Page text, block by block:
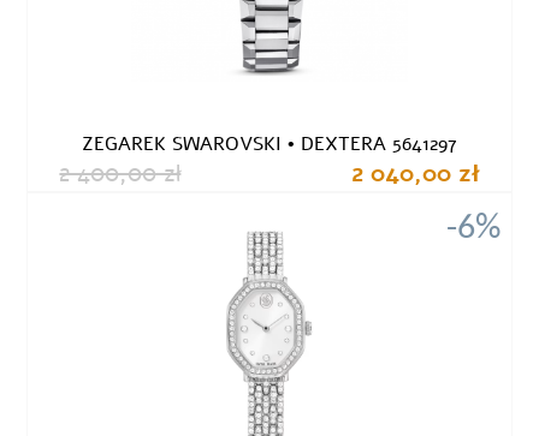
ZEGAREK SWAROVSKI • DEXTERA 5641297
2 400,00 zł 2 040,00 zł
-6%